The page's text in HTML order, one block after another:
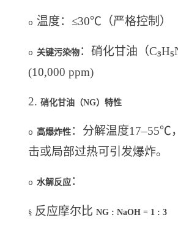
o 温度：≤30℃ （严格控制）
o 关键污染物 ：硝化甘油（C₃H₅
(10,000 ppm)
2. 硝化甘油（NG）特性
o 高爆炸性 ：分解温度17–55℃
击或局部过热可引发爆炸。
o 水解反应 ：
§ 反应摩尔比 NG : NaOH = 1 : 3